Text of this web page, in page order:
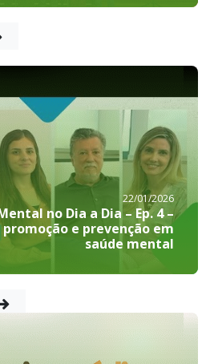
22/01/2026
no Dia a Dia – Ep. 4 –
e prevenção em
saúde mental